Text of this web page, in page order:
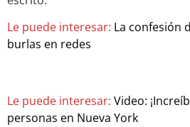
Le puede interesar: La confesión
burlas en redes
Le puede interesar: Video:
personas en Nueva York